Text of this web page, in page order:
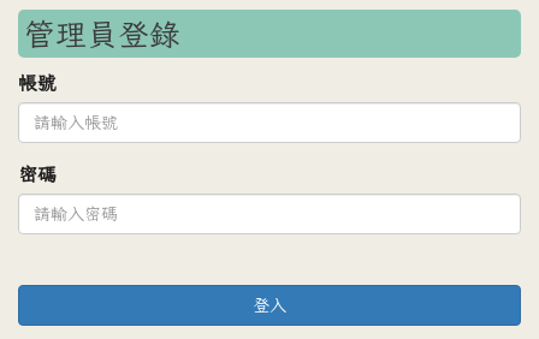
管理員登錄
帳號
密碼
登入